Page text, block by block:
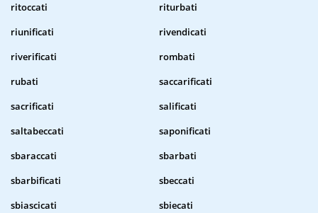
ritoccati
riturbati
riunificati
rivendicati
riverificati
rombati
rubati
saccarificati
sacrificati
salificati
saltabeccati
saponificati
sbaraccati
sbarbati
sbarbificati
sbeccati
sbiascicati
sbiecati